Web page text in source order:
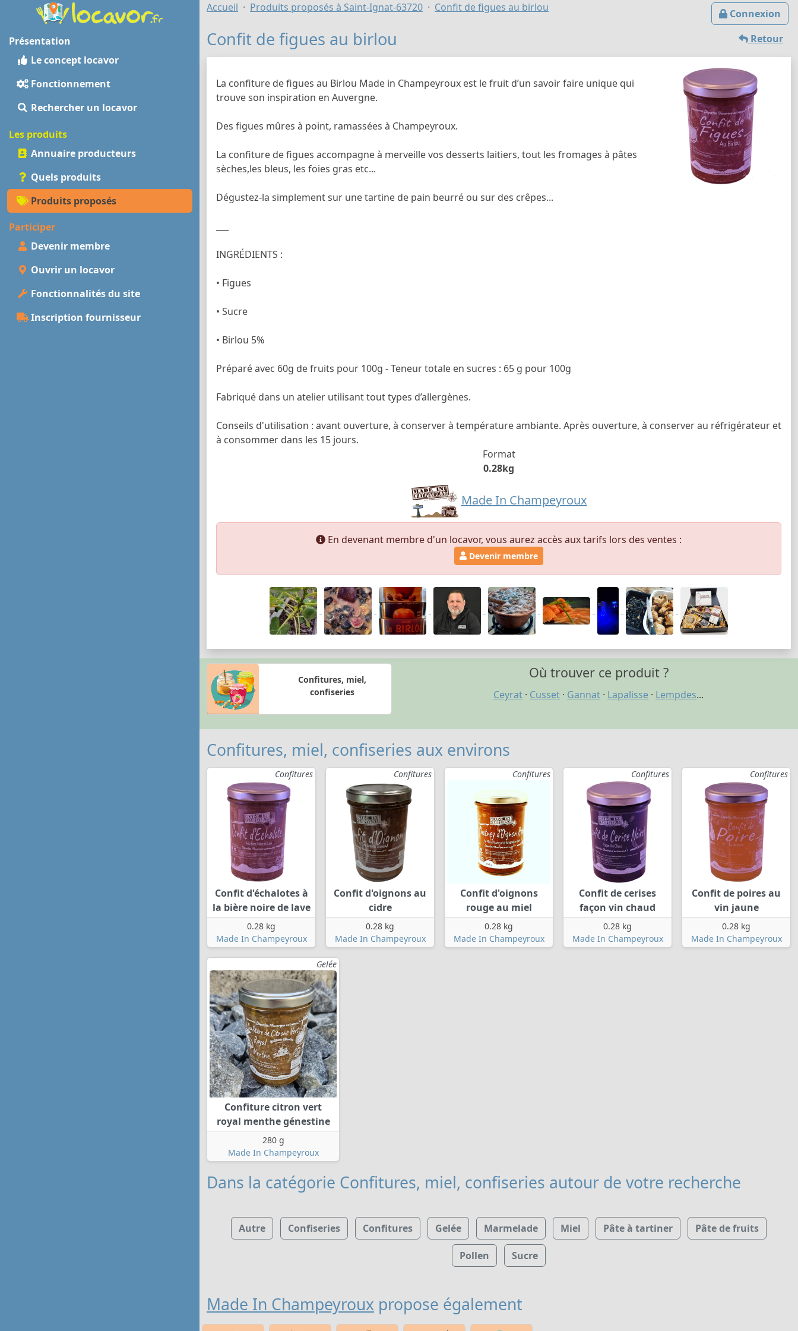
Présentation
Le concept locavor
Fonctionnement
Rechercher un locavor
Les produits
Annuaire producteurs
Quels produits
Produits proposés
Participer
Devenir membre
Ouvrir un locavor
Fonctionnalités du site
Inscription fournisseur
Connexion
Accueil Produits proposés à Saint-Ignat-63720 Confit de figues au birlou
Retour
Confit de figues au birlou
La confiture de figues au Birlou Made in Champeyroux est le fruit d’un savoir faire unique qui
trouve son inspiration en Auvergne.
Des figues mûres à point, ramassées à Champeyroux.
La confiture de figues accompagne à merveille vos desserts laitiers, tout les fromages à pâtes
sèches,les bleus, les foies gras etc...
Dégustez-la simplement sur une tartine de pain beurré ou sur des crêpes...
INGRÉDIENTS :
• Figues
• Sucre
• Birlou 5%
Préparé avec 60g de fruits pour 100g - Teneur totale en sucres : 65 g pour 100g
Fabriqué dans un atelier utilisant tout types d’allergènes.
Conseils d'utilisation : avant ouverture, à conserver à température ambiante. Après ouverture, à conserver au réfrigérateur et
à consommer dans les 15 jours.
Format
0.28kg
Made In Champeyroux
En devenant membre d'un locavor, vous aurez accès aux tarifs lors des ventes :
Devenir membre
Confitures, miel,
confiseries
Où trouver ce produit ?
Ceyrat · Cusset · Gannat · Lapalisse · Lempdes...
Confitures, miel, confiseries aux environs
Confitures
Confit d'échalotes à
la bière noire de lave
0.28 kg
Made In Champeyroux
Confitures
Confit d'oignons au
cidre
0.28 kg
Made In Champeyroux
Confitures
Confit d'oignons
rouge au miel
0.28 kg
Made In Champeyroux
Confitures
Confit de cerises
façon vin chaud
0.28 kg
Made In Champeyroux
Confitures
Confit de poires au
vin jaune
0.28 kg
Made In Champeyroux
Gelée
Confiture citron vert
royal menthe génestine
280 g
Made In Champeyroux
Dans la catégorie Confitures, miel, confiseries autour de votre recherche
Autre Confiseries Confitures Gelée Marmelade Miel Pâte à tartiner Pâte de fruits
Pollen Sucre
Made In Champeyroux propose également